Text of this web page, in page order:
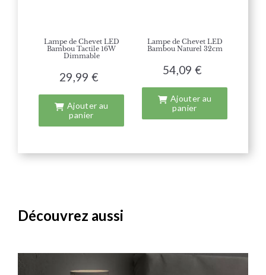
Lampe de Chevet LED
Bambou Tactile 16W
Dimmable
29,99 €
Ajouter au
panier
Lampe de Chevet LED
Bambou Naturel 32cm
54,09 €
Ajouter au
panier
Découvrez aussi